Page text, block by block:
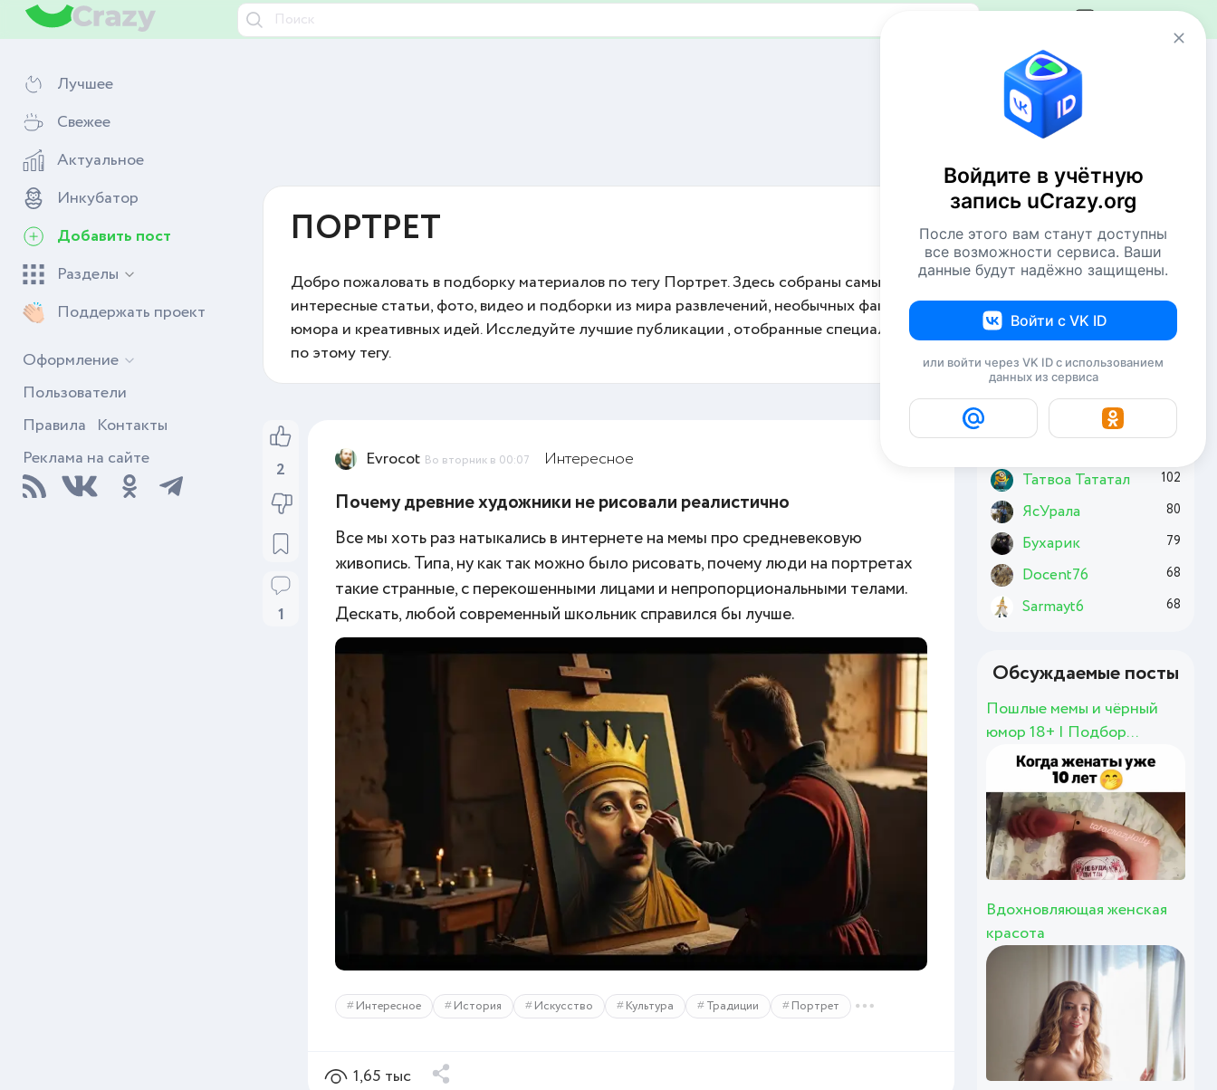
Авторизация
Лучшее
Свежее
Актуальное
Инкубатор
Добавить пост
Разделы
Поддержать проект
Оформление
Пользователи
Правила Контакты
Реклама на сайте
Сейчас онлайн
46 пользователей
Всего посетителей 768
Рекорд: 12737 посетителей
Комментаторы недели
NiShkni
Евгений114
Basai
Комсомолец
Татвоа Тататал 102
ЯсУрала 80
Бухарик 79
Docent76 68
Sarmayt6 68
Обсуждаемые посты
Пошлые мемы и чёрный
юмор 18+ | Подбор...
Вдохновляющая женская
красота
ПОРТРЕТ
Добро пожаловать в подборку материалов по тегу Портрет. Здесь собраны самые
интересные статьи, фото, видео и подборки из мира развлечений, необычных фактов,
юмора и креативных идей. Исследуйте лучшие публикации , отобранные специально
по этому тегу.
2
1
Evrocot Во вторник в 00:07 Интересное
Почему древние художники не рисовали реалистично
Все мы хоть раз натыкались в интернете на мемы про средневековую
живопись. Типа, ну как так можно было рисовать, почему люди на портретах
такие странные, с перекошенными лицами и непропорциональными телами.
Дескать, любой современный школьник справился бы лучше.
Интересное История Искусство Культура Традиции Портрет
1,65 тыс
Войдите в учётную
запись uCrazy.org
После этого вам станут доступны
все возможности сервиса. Ваши
данные будут надёжно защищены.
Войти с VK ID
или войти через VK ID с использованием
данных из сервиса